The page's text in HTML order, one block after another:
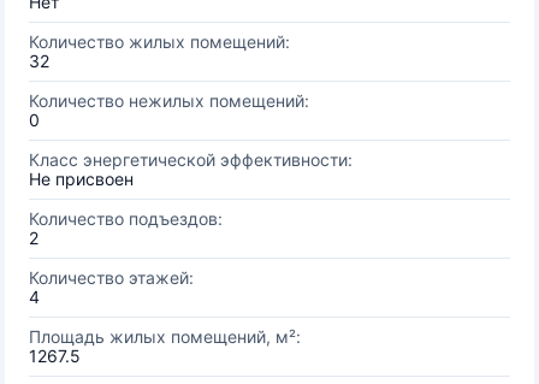
Количество жилых помещений:
32
Количество нежилых помещений:
0
Класс энергетической эффективности:
Не присвоен
Количество подъездов:
2
Количество этажей:
4
Площадь жилых помещений, м²:
1267.5